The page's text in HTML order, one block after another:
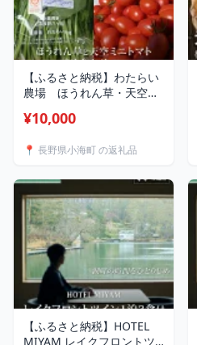
【ふるさと納税】わたらい
農場 ほうれん草・天空ミ
ト| 野菜 新鮮 旬 新鮮 根菜
高原野菜 農家直送/長野県
¥10,000
📍 長野県小海町 の返礼品
【ふるさと納税】HOTEL
MIYAM レイクフロントツ